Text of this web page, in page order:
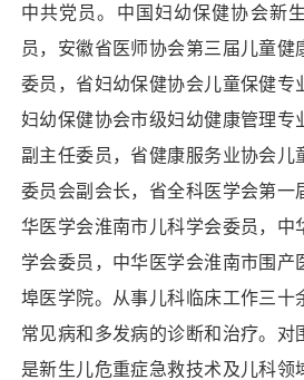
中共党员。中国妇幼保健协会新
员，安徽省医师协会第三届儿童健
委员，省妇幼保健协会儿童保健专
妇幼保健协会市级妇幼健康管理专
副主任委员，省健康服务业协会儿
委员会副会长，省全科医学会第一
华医学会淮南市儿科学会委员，中
学会委员，中华医学会淮南市围产
埠医学院。从事儿科临床工作三十
常见病和多发病的诊断和治疗。对
是新生儿危重症急救技术及儿科领